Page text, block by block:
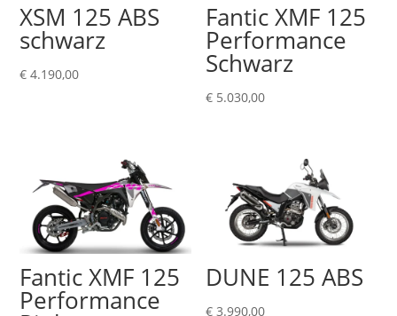
XSM 125 ABS
schwarz
€ 4.190,00
Fantic XMF 125
Performance
Schwarz
€ 5.030,00
Fantic XMF 125
Performance
DUNE 125 ABS
€ 3.990,00